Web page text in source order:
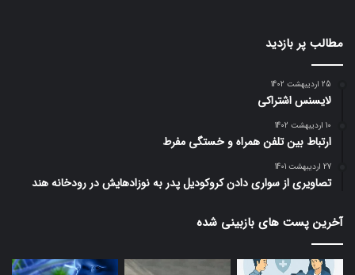
مطالب پر بازدید
25 اردیبهشت 1402
لایسنس اشتراکی
10 اردیبهشت 1402
ارتباط بین تلفن همراه و خستگی مفرط
27 اردیبهشت 1401
تصاویری از سواری دادن کروکودیل پدر به نوزادهایش در رودخانه هند
آخرین پست های بازبینی شده